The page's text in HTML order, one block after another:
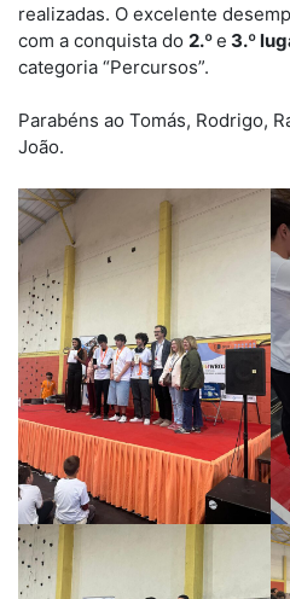
realizadas. O excelente
com a conquista do 2.ºe 3.º
categoria “Percursos”.
Parabéns ao Tomás, Rodrigo,
João.